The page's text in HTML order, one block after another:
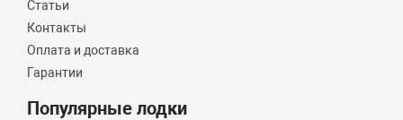
Статьи
Контакты
Оплата и доставка
Гарантии
Популярные лодки